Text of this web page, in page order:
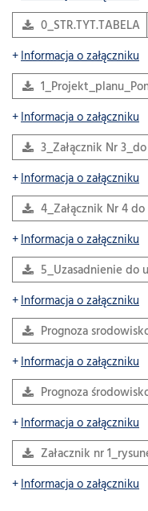
0_STR.TYT.TABELA
Informacja o załączniku
Informacja o załączniku
3_Załącznik Nr
Informacja o załączniku
4_Załącznik Nr 4
Informacja o załączniku
5_Uzasadnienie do
Informacja o załączniku
Prognoza
Informacja o załączniku
Prognoza
Informacja o załączniku
Załacznik nr
Informacja o załączniku